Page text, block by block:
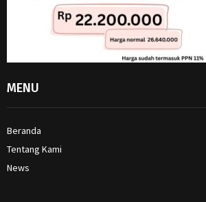
MENU
Beranda
Tentang Kami
News